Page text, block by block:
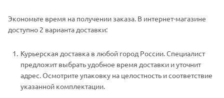
Экономьте время на получении заказа. В интернет-магазине
доступно 2 варианта доставки:
Курьерская доставка в любой город России. Специалист
предложит выбрать удобное время доставки и уточнит
адрес. Осмотрите упаковку на целостность и соответствие
указанной комплектации.